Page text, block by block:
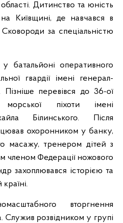
Дитинство та юність
Київщині, де навчався в
Сковороди за спеціальністю
батальйоні оперативного
гвардії імені генерал-
Пізніше перевівся до 36-ої
піхоти імені
Білинського. Після
охоронником у банку,
масажу, тренером дітей з
членом Федерації ножового
захоплювався історією та
вторгнення
Служив розвідником у групі